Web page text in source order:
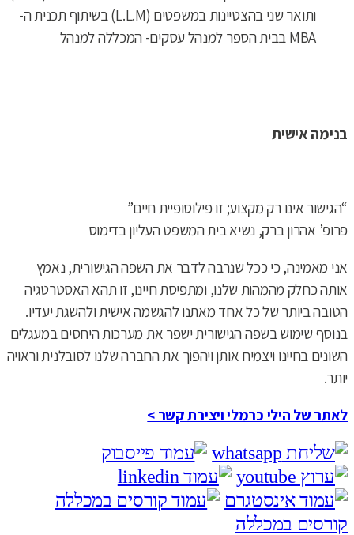
ותואר שני בהצטיינות במשפטים (L.L.M) בשיתוף תכנית ה-
MBA בבית הספר למנהל עסקים- המכללה למנהל
בנימה אישית
“הגישור אינו רק מקצוע; זו פילוסופיית חיים”
פרופ’ אהרון ברק, נשיא בית המשפט העליון בדימוס
אני מאמינה, כי ככל שנרבה לדבר את השפה הגישורית, נאמץ
אותה כחלק מהמהות שלנו, ומתפיסת חיינו, זו תהא האסטרטגיה
הטובה ביותר של כל אחד מאתנו להגשמה אישית ולהשגת יעדיו.
בנוסף שימוש בשפה הגישורית ישפר את מערכות היחסים במעגלים
השונים בחיינו ויצמיח אותן ויהפוך את החברה שלנו לסובלנית וראויה
יותר.
לאתר של הילי כרמלי ויצירת קשר >
קורסים במכללה